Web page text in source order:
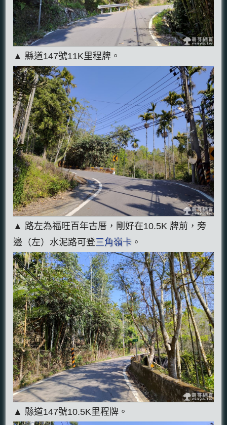
▲ 縣道147號11K里程牌。
▲ 路左為福旺百年古厝，剛好在10.5K 牌前，旁
邊（左）水泥路可登三角嶺卡 。
▲ 縣道147號10.5K里程牌。